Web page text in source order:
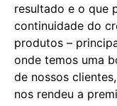
resultado e o que
continuidade do
produtos –
onde temos uma
de nossos
nos rendeu a